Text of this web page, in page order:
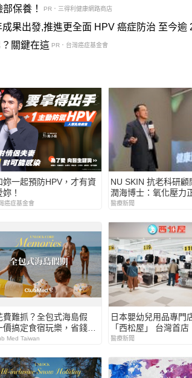
保養！
PR．三得利健康網路商店
果出發,推進更全面 HPV 癌症防治 至今逾
關鍵在這 PR．台灣癌症基金會
妳一起預防HPV，才有資
！
癌症基金會
NU SKIN 抗老科研顧
潤海博士：氧化壓力
健康模式 Prysm iO 開
是否真正到位
醫療新聞
費難抓？全包式海島假
價搞定食宿玩樂，省錢更
Med Taiwan
日本嬰幼兒用品專門
「西松屋」 台灣首
Outlet Park 台南店」
醫療新聞